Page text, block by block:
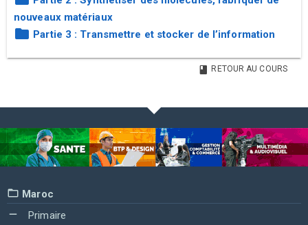
nouveaux matériaux
Partie 3 : Transmettre et stocker de l’information
RETOUR AU COURS
Maroc
Primaire